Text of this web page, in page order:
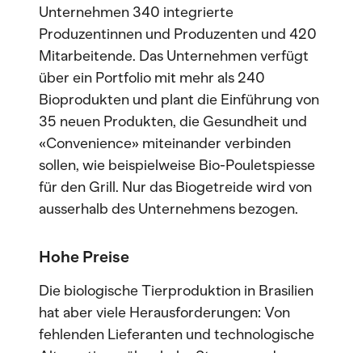
Unternehmen 340 integrierte
Produzentinnen und Produzenten und 420
Mitarbeitende. Das Unternehmen verfügt
über ein Portfolio mit mehr als 240
Bioprodukten und plant die Einführung von
35 neuen Produkten, die Gesundheit und
«Convenience» miteinander verbinden
sollen, wie beispielweise Bio-Pouletspiesse
für den Grill. Nur das Biogetreide wird von
ausserhalb des Unternehmens bezogen.
Hohe Preise
Die biologische Tierproduktion in Brasilien
hat aber viele Herausforderungen: Von
fehlenden Lieferanten und technologische